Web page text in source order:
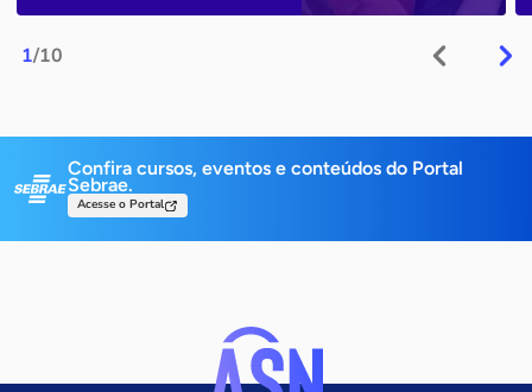
1/10
Confira cursos, eventos e conteúdos do Portal
Sebrae.
Acesse o Portal